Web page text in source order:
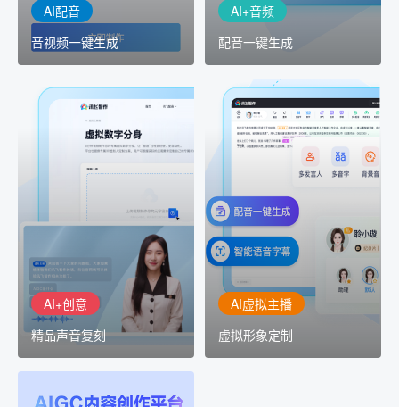
AI配音
音视频一键生成
AI+音频
配音一键生成
AI+创意
精品声音复刻
AI+创意
精品声音复刻
AI+创意：AIGC 能力集中
展示窗口，体验 AIGC 给
生活和生产带来的改变
AI虚拟主播
虚拟形象定制
讯飞智作：让每一个内容
创作者高效生产灵活定制